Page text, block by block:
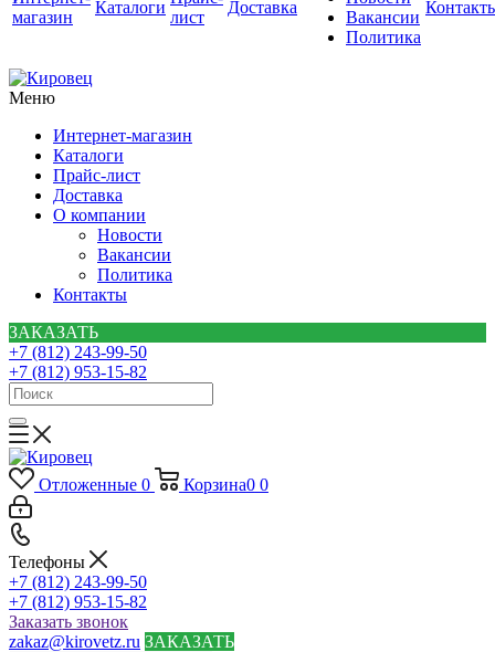
магазин
Каталоги
лист
Доставка
Вакансии
Политика
Меню
Интернет-магазин
Каталоги
Прайс-лист
Доставка
О компании
Новости
Вакансии
Политика
Контакты
ЗАКАЗАТЬ
+7 (812) 243-99-50
+7 (812) 953-15-82
Отложенные 0 Корзина0 0
Телефоны
+7 (812) 243-99-50
+7 (812) 953-15-82
Заказать звонок
zakaz@kirovetz.ru ЗАКАЗАТЬ